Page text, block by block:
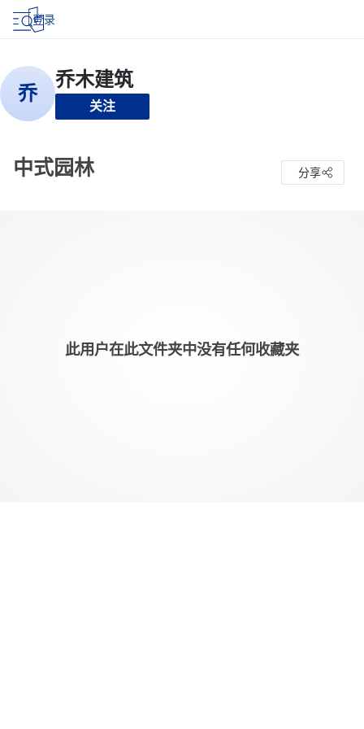
登录
关注
中式园林 分享
此用户在此文件夹中没有任何收藏夹